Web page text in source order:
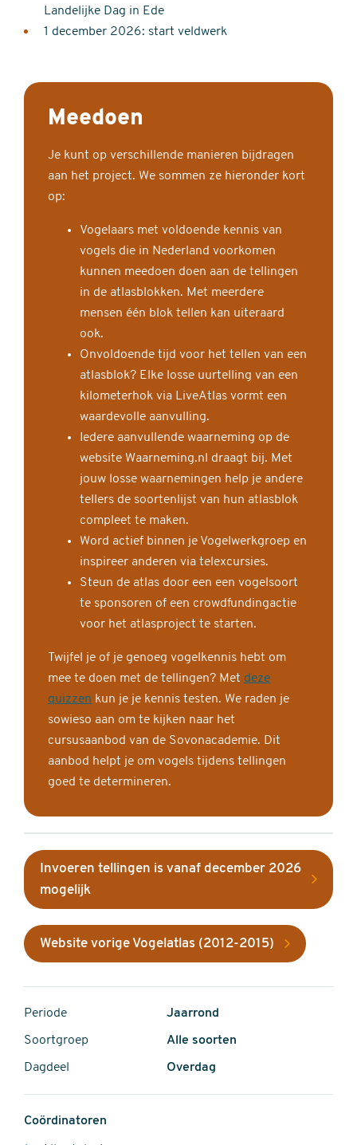
Landelijke Dag in Ede
1 december 2026: start veldwerk
Meedoen
Je kunt op verschillende manieren bijdragen
aan het project. We sommen ze hieronder kort
op:
Vogelaars met voldoende kennis van
vogels die in Nederland voorkomen
kunnen meedoen doen aan de tellingen
in de atlasblokken. Met meerdere
mensen één blok tellen kan uiteraard
ook.
Onvoldoende tijd voor het tellen van een
atlasblok? Elke losse uurtelling van een
kilometerhok via LiveAtlas vormt een
waardevolle aanvulling.
Iedere aanvullende waarneming op de
website Waarneming.nl draagt bij. Met
jouw losse waarnemingen help je andere
tellers de soortenlijst van hun atlasblok
compleet te maken.
Word actief binnen je Vogelwerkgroep en
inspireer anderen via telexcursies.
Steun de atlas door een een vogelsoort
te sponsoren of een crowdfundingactie
voor het atlasproject te starten.
Twijfel je of je genoeg vogelkennis hebt om
mee te doen met de tellingen? Met deze
quizzen kun je je kennis testen. We raden je
sowieso aan om te kijken naar het
cursusaanbod van de Sovonacademie. Dit
aanbod helpt je om vogels tijdens tellingen
goed te determineren.
Invoeren tellingen is vanaf december 2026
mogelijk
Website vorige Vogelatlas (2012-2015)
Periode Jaarrond
Soortgroep Alle soorten
Dagdeel Overdag
Coördinatoren